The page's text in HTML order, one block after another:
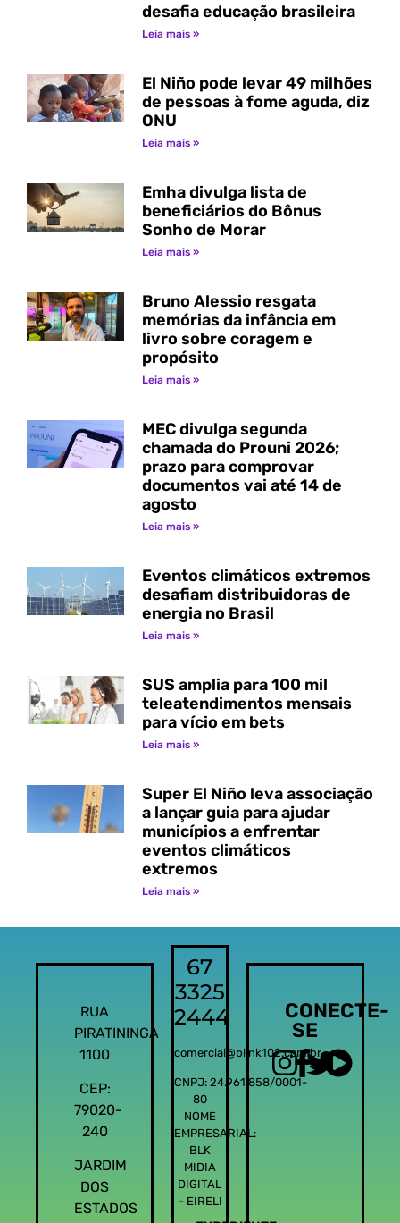
desafia educação brasileira
Leia mais »
El Niño pode levar 49 milhões
de pessoas à fome aguda, diz
ONU
Leia mais »
Emha divulga lista de
beneficiários do Bônus
Sonho de Morar
Leia mais »
Bruno Alessio resgata
memórias da infância em
livro sobre coragem e
propósito
Leia mais »
MEC divulga segunda
chamada do Prouni 2026;
prazo para comprovar
documentos vai até 14 de
agosto
Leia mais »
Eventos climáticos extremos
desafiam distribuidoras de
energia no Brasil
Leia mais »
SUS amplia para 100 mil
teleatendimentos mensais
para vício em bets
Leia mais »
Super El Niño leva associação
a lançar guia para ajudar
municípios a enfrentar
eventos climáticos
extremos
Leia mais »
RUA
PIRATININGA
1100
CEP:
79020-
240
JARDIM
DOS
ESTADOS
67
3325
2444
comercial@blink102.com.br
CNPJ: 24.961.858/0001-
80
NOME
EMPRESARIAL:
BLK
MIDIA
DIGITAL
– EIRELI
CONECTE-
SE